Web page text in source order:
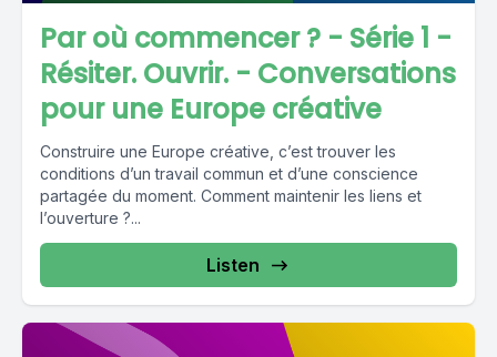
Par où commencer ? - Série 1 -
Résiter. Ouvrir. - Conversations
pour une Europe créative
Construire une Europe créative, c’est trouver les
conditions d’un travail commun et d’une conscience
partagée du moment. Comment maintenir les liens et
l’ouverture ?...
Listen